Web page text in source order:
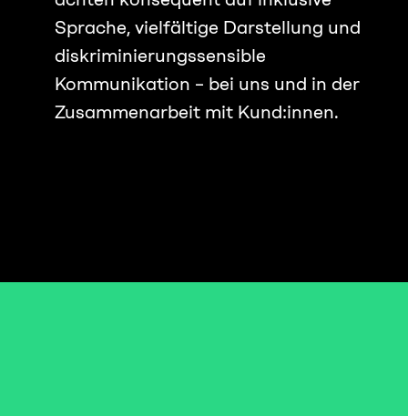
Sprache, vielfältige Darstellung und
diskriminierungssensible
Kommunikation – bei uns und in der
Zusammenarbeit mit Kund:innen.